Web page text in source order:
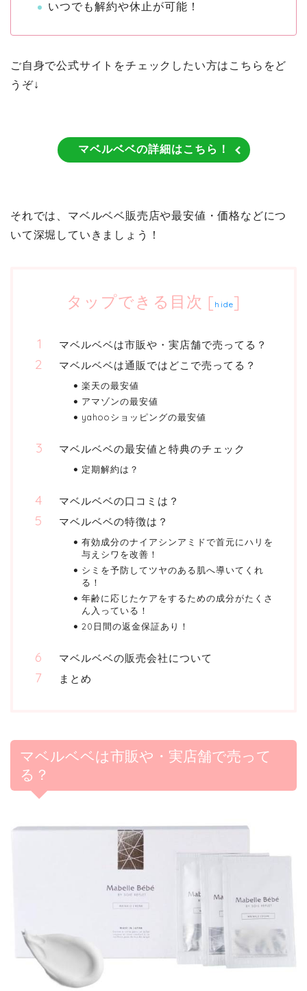
いつでも解約や休止が可能！
ご自身で公式サイトをチェックしたい方はこちらをど
うぞ↓
マベルベベの詳細はこちら！
それでは、マベルベベ販売店や最安値・価格などにつ
いて深堀していきましょう！
タップできる目次 [ hide]
マベルベベは市販や・実店舗で売ってる？
マベルベベは通販ではどこで売ってる？
楽天の最安値
アマゾンの最安値
yahooショッピングの最安値
マベルベベの最安値と特典のチェック
定期解約は？
マベルベベの口コミは？
マベルベベの特徴は？
有効成分のナイアシンアミドで首元にハリを
与えシワを改善！
シミを予防してツヤのある肌へ導いてくれ
る！
年齢に応じたケアをするための成分がたくさ
ん入っている！
20日間の返金保証あり！
マベルベベの販売会社について
まとめ
マベルベベは市販や・実店舗で売って
る？